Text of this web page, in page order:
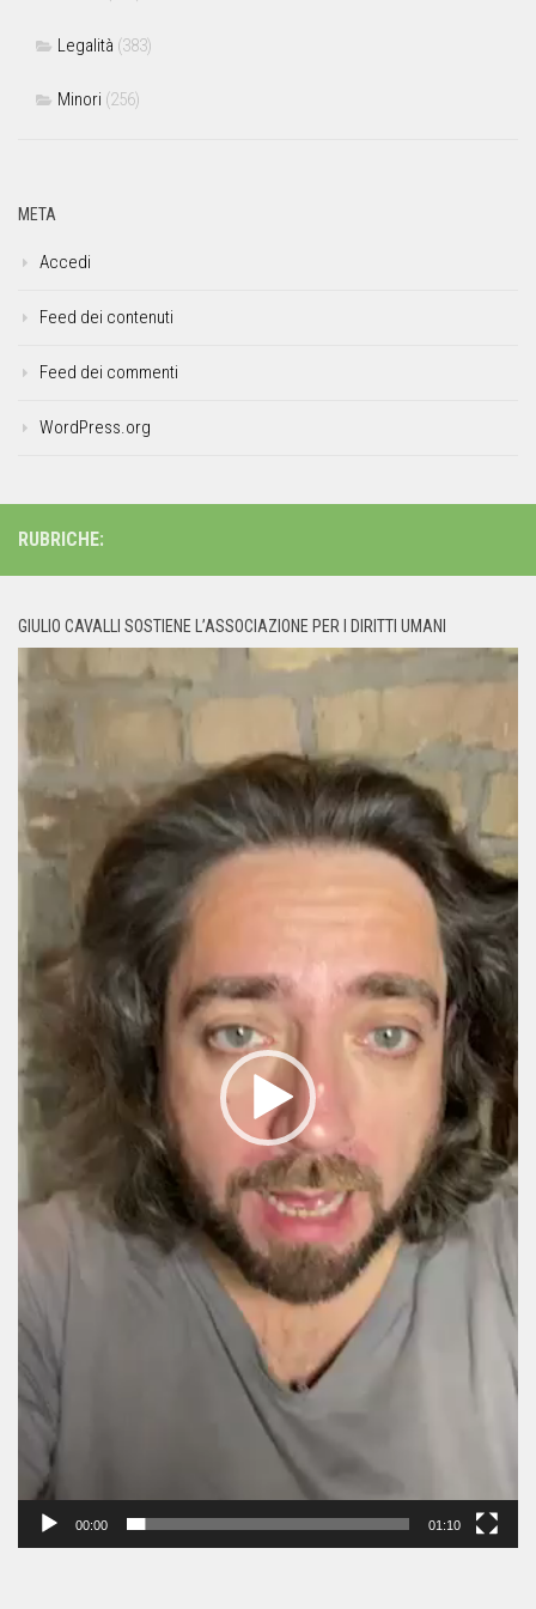
Legalità (383)
Minori (256)
META
Accedi
Feed dei contenuti
Feed dei commenti
WordPress.org
RUBRICHE:
GIULIO CAVALLI SOSTIENE L’ASSOCIAZIONE PER I DIRITTI UMANI
Player
00:00 01:10